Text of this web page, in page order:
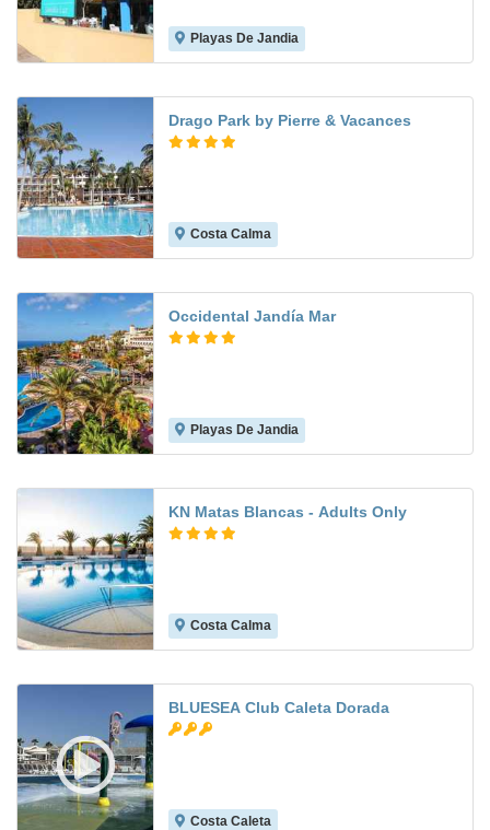
Playas De Jandia
Drago Park by Pierre & Vacances
Costa Calma
Occidental Jandía Mar
Playas De Jandia
KN Matas Blancas - Adults Only
Costa Calma
BLUESEA Club Caleta Dorada
Costa Caleta